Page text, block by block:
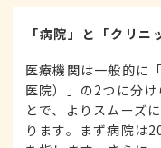
「病院」と「クリ
医療機関は一般的に
医院）」の2つに分
とで、よりスムーズ
ります。まず病院は